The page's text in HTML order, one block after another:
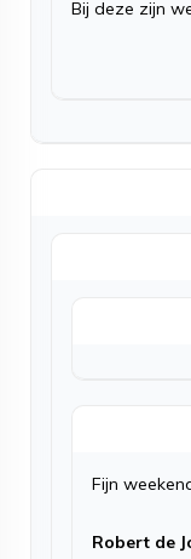
Bij deze zijn
Fijn
Robert de